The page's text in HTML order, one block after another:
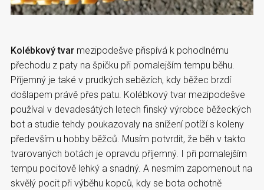
Kolébkový tvar mezipodešve přispívá k pohodlnému
přechodu z paty na špičku při pomalejším tempu běhu.
Příjemný je také v prudkých sebězích, kdy běžec brzdí
došlapem právě přes patu. Kolébkový tvar mezipodešve
používal v devadesátých letech finský výrobce běžeckých
bot a studie tehdy poukazovaly na snížení potíží s koleny
především u hobby běžců. Musím potvrdit, že běh v takto
tvarovaných botách je opravdu příjemný. I při pomalejším
tempu pocitově lehký a snadný. A nesmím zapomenout na
skvělý pocit při výběhu kopců, kdy se bota ochotně